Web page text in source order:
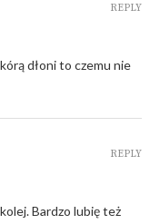
dłoni to czemu nie
REPLY
Bardzo lubię też
REPLY